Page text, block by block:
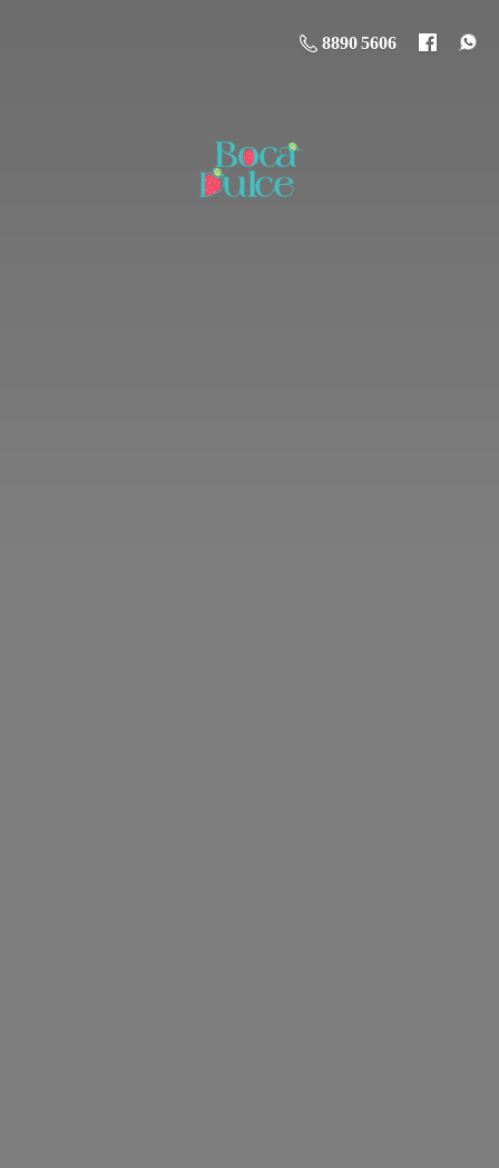
8890 5606